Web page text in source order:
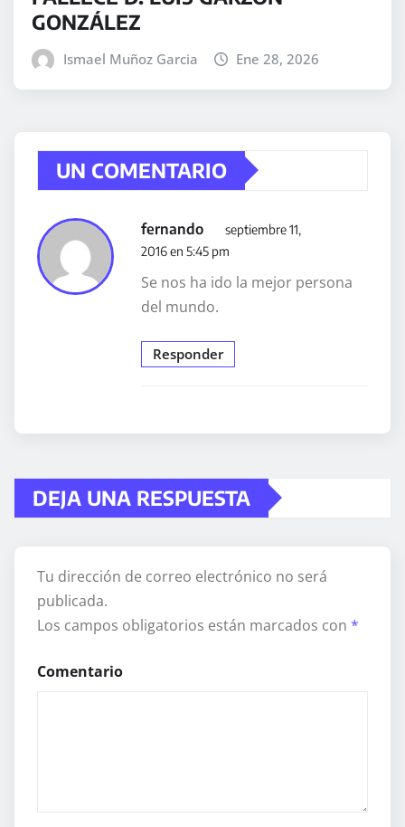
GONZÁLEZ
Ismael Muñoz Garcia Ene 28, 2026
UN COMENTARIO
fernando
septiembre 11,
2016 en 5:45 pm
Se nos ha ido la mejor persona
del mundo.
Responder
DEJA UNA RESPUESTA
Tu dirección de correo electrónico no será
publicada.
Los campos obligatorios están marcados con *
Comentario